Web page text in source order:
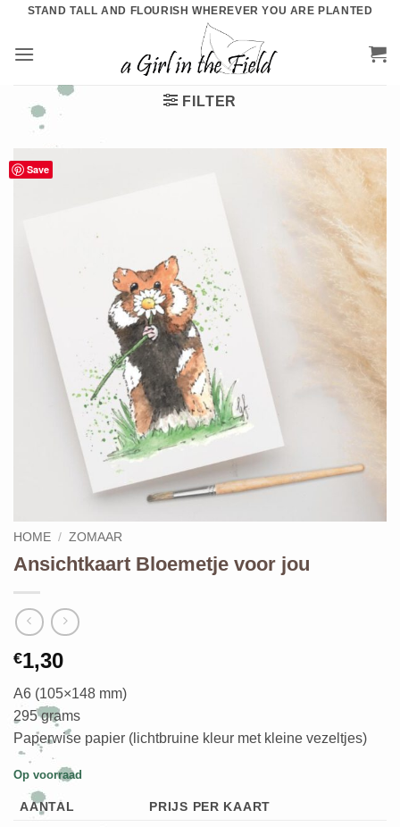
inhoud
STAND TALL AND FLOURISH WHEREVER YOU ARE PLANTED
FILTER
Save
HOME / ZOMAAR
Ansichtkaart Bloemetje voor jou
€1,30
A6 (105×148 mm)
295 grams
Paperwise papier (lichtbruine kleur met kleine vezeltjes)
Op voorraad
AANTAL
PRIJS PER KAART